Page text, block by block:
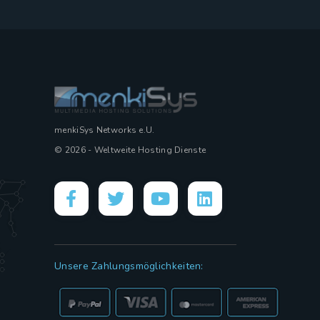
menkiSys Networks e.U.
© 2026 - Weltweite Hosting Dienste
Unsere Zahlungsmöglichkeiten: